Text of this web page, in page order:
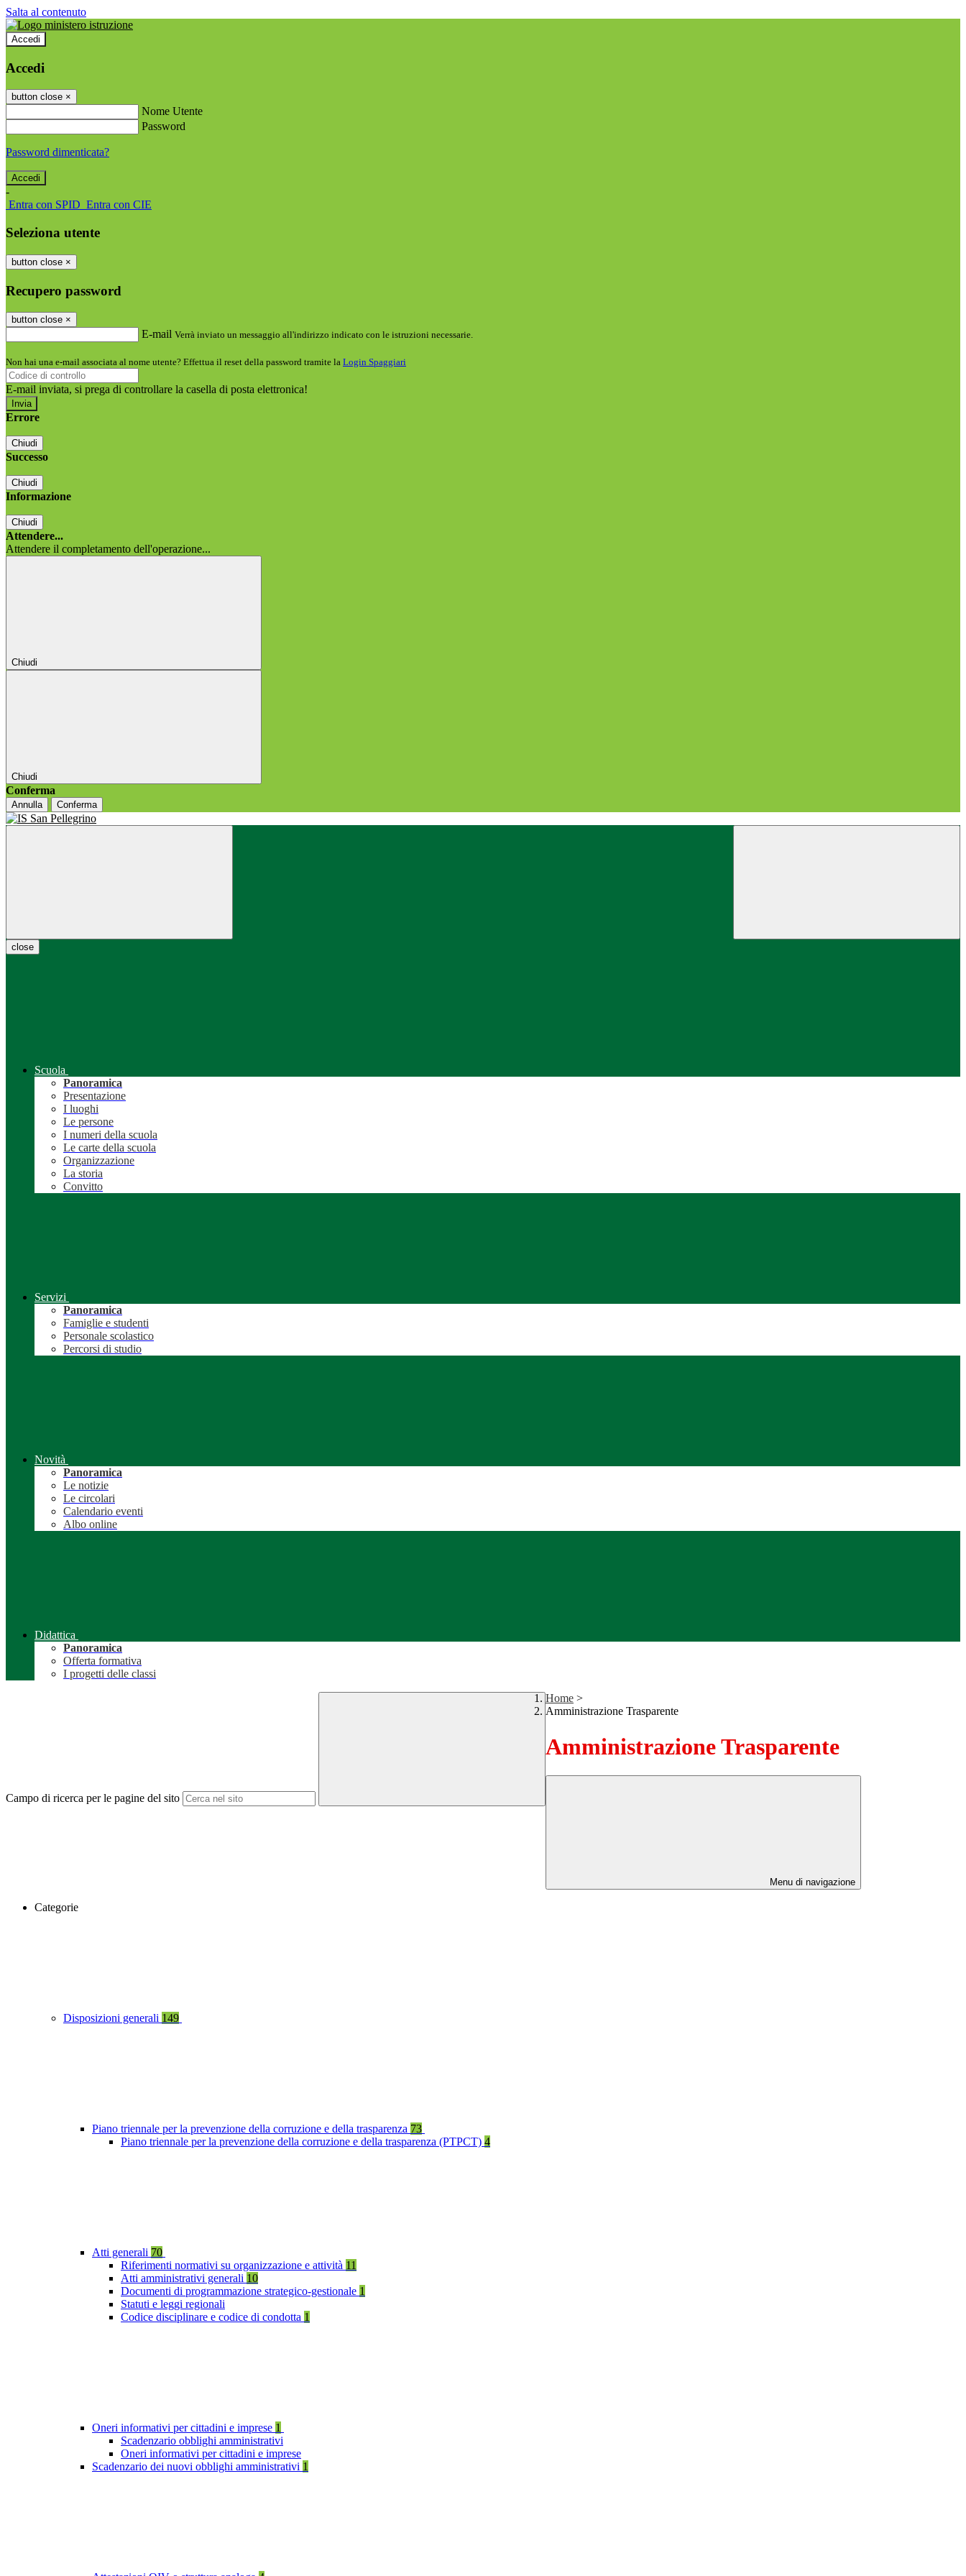
Salta al contenuto
Accedi
Accedi
button close ×
Nome Utente
Password
Password dimenticata?
-
Entra con SPID Entra con CIE
Seleziona utente
button close ×
Recupero password
button close ×
E-mail Verrà inviato un messaggio all'indirizzo indicato con le istruzioni necessarie.
Non hai una e-mail associata al nome utente? Effettua il reset della password tramite la Login Spaggiari
E-mail inviata, si prega di controllare la casella di posta elettronica!
Errore
Chiudi
Successo
Chiudi
Informazione
Chiudi
Attendere...
Attendere il completamento dell'operazione...
Chiudi
Chiudi
Conferma
Annulla Conferma
close
Scuola
Panoramica
Presentazione
I luoghi
Le persone
I numeri della scuola
Le carte della scuola
Organizzazione
La storia
Convitto
Servizi
Panoramica
Famiglie e studenti
Personale scolastico
Percorsi di studio
Novità
Panoramica
Le notizie
Le circolari
Calendario eventi
Albo online
Didattica
Panoramica
Offerta formativa
I progetti delle classi
Campo di ricerca per le pagine del sito
Home >
Amministrazione Trasparente
Amministrazione Trasparente
Menu di navigazione
Categorie
Disposizioni generali 149
Piano triennale per la prevenzione della corruzione e della trasparenza 73
Piano triennale per la prevenzione della corruzione e della trasparenza (PTPCT) 4
Atti generali 70
Riferimenti normativi su organizzazione e attività 11
Atti amministrativi generali 10
Documenti di programmazione strategico-gestionale 1
Statuti e leggi regionali
Codice disciplinare e codice di condotta 1
Oneri informativi per cittadini e imprese 1
Scadenzario obblighi amministrativi
Oneri informativi per cittadini e imprese
Scadenzario dei nuovi obblighi amministrativi 1